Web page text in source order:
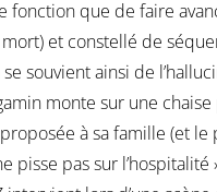
fonction que de faire
et constellé de
souvient ainsi de
monte sur une
à sa famille (et le
pisse pas sur l’hospitalité